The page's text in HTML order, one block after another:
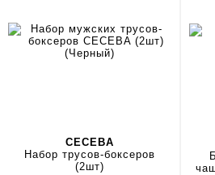
CECEBA
Набор трусов-боксеров
(2шт)